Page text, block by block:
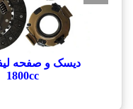
1800cc